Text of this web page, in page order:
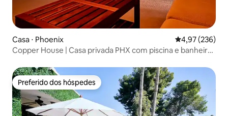
Casa ⋅ Phoenix 4,97 de uma
4,97 (236)
Copper House | Casa privada PHX com piscina e banheira
Preferido dos hóspedes
Preferido dos hóspedes